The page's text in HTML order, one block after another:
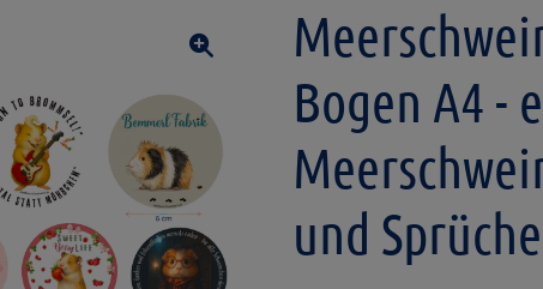
Bogen A4 -
und Sprüche